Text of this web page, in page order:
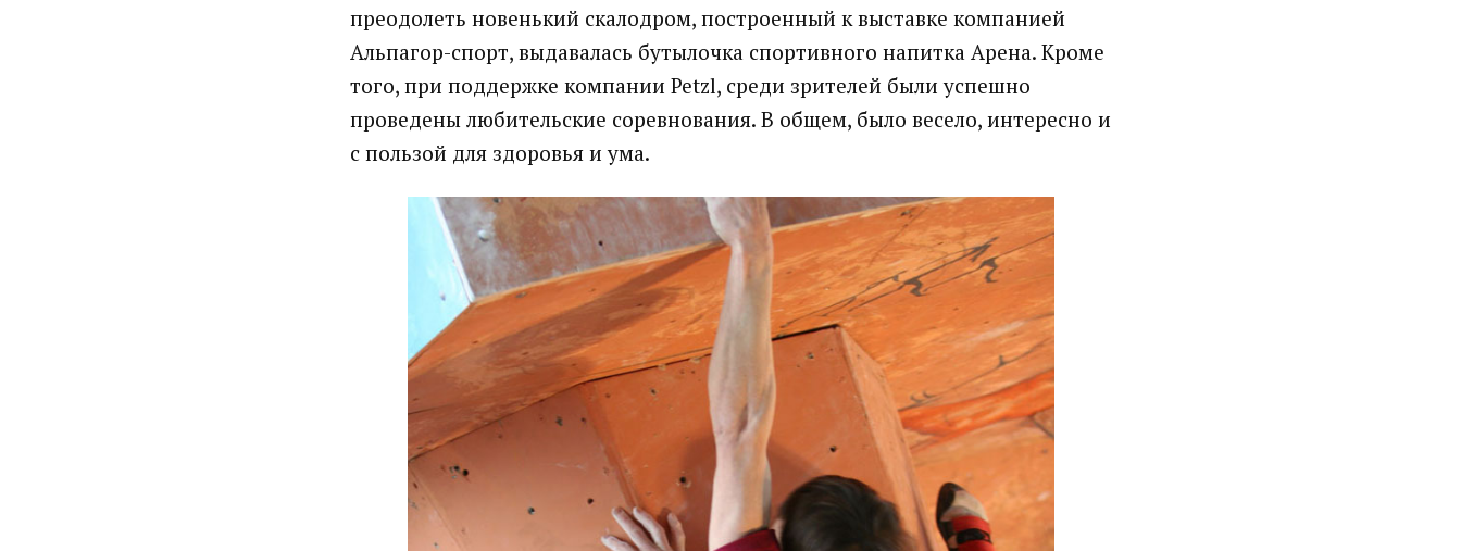
преодолеть новенький скалодром, построенный к выставке компанией
Альпагор-спорт, выдавалась бутылочка спортивного напитка Арена. Кроме
того, при поддержке компании Petzl, среди зрителей были успешно
проведены любительские соревнования. В общем, было весело, интересно и
с пользой для здоровья и ума.